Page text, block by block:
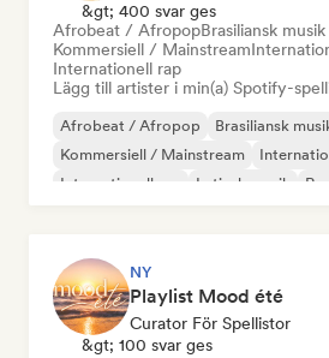
&gt; 400 svar ges
Afrobeat / AfropopBrasiliansk musik
Kommersiell / Mainstream
Internationell rap
Lägg till artister i min(a) Spotify-
Afrobeat / Afropop
Brasiliansk
Kommersiell / Mainstream
Internationell rap
Latinsk musik
NY
Playlist Mood été
Curator För Spellistor
&gt; 100 svar ges